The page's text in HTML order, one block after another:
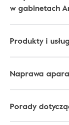
w gabinetach
Produkty i
Naprawa
Porady